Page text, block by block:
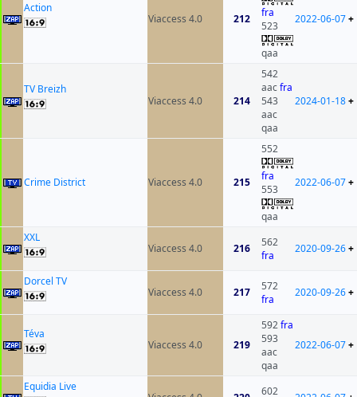
Action
Viaccess 4.0
212
fra
523
qaa
2022-06-07+
TV Breizh
Viaccess 4.0
214
542
aacfra
543
aac
qaa
2024-01-18+
Crime District Viaccess 4.0 215
552
fra
553
qaa
2022-06-07+
XXL
Viaccess 4.0
216
562
fra
2020-09-26+
Dorcel TV
Viaccess 4.0
217
572
fra
2020-09-26+
Téva
Viaccess 4.0
219
592fra
593
aac
qaa
2022-06-07+
Equidia Live
602